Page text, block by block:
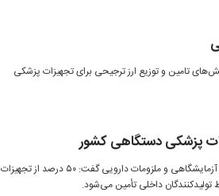
تامین و توزیع ارز ترجیحی برای تجهیزات پزشکی
رئیس هیات مدیره انجمن تولید کنندگان تجهیزات پزشکی دندانپزشکی آزمایشگاهی و ملزومات دارویی گفت: ۵۰ درصد از تجهیزات